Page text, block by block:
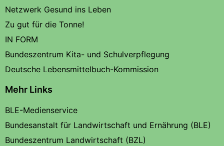
Netzwerk Gesund ins Leben
Zu gut für die Tonne!
IN FORM
Bundeszentrum Kita- und Schulverpflegung
Deutsche Lebensmittelbuch-Kommission
Mehr Links
BLE-Medienservice
Bundesanstalt für Landwirtschaft und Ernährung (BLE)
Bundeszentrum Landwirtschaft (BZL)